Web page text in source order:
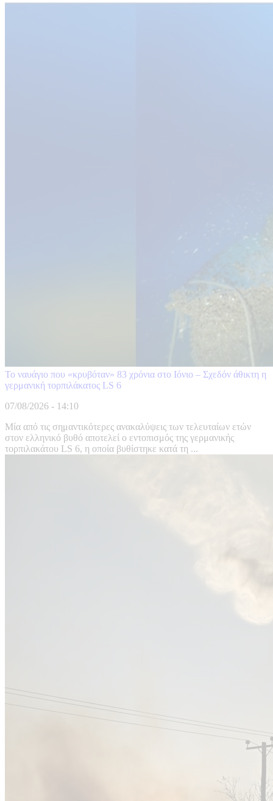
Το ναυάγιο που «κρυβόταν» 83 χρόνια στο Ιόνιο – Σχεδόν άθικτη η
γερμανική τορπιλάκατος LS 6
07/08/2026 - 14:10
Μία από τις σημαντικότερες ανακαλύψεις των τελευταίων ετών
στον ελληνικό βυθό αποτελεί ο εντοπισμός της γερμανικής
τορπιλακάτου LS 6, η οποία βυθίστηκε κατά τη ...